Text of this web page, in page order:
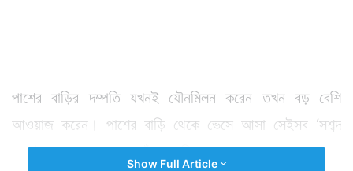
পাশের বাড়ির দম্পতি যখনই যৌনমিলন করেন তখন বড় বেশি
আওয়াজ করেন। পাশের বাড়ি থেকে ভেসে আসা সেইসব ‘সশব্দ
সেক্স’-এর অব্যক্ত শব্দ তাঁর অসুবিধার কারণ হয়। কোনও কাজ
Show Full Article